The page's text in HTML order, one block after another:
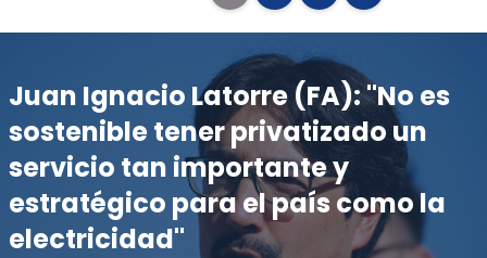
Juan Ignacio Latorre (FA): "No es
sostenible tener privatizado un
servicio tan importante y
estratégico para el país como la
electricidad"